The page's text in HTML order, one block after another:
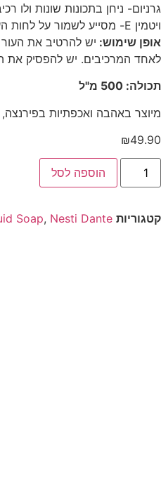
גרניום- ניחן בתכונות שונות ולו
ויטמין E- מסייע לשמור על לחות העור ולחזק את תפקוד מחסום העור, ובזכות היותו אנטי דלקתי טבעי, הוא עוזר גם להרגעת העור.
אופן שימוש: יש להרטיב את
לאחד המרכיבים. יש להפסיק את
תכולה: 500 מ"ל
מיוצר באהבה ואכפתיות בפירנצה, איטליה מאז 1947 מיוצר בתמיכת אנרגיה סולארית,
₪49.90
הוספה לסל
קטגוריות Soap, Nesti Dante